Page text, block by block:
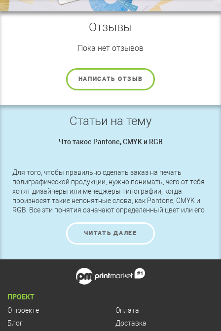
Отзывы
Пока нет отзывов
НАПИСАТЬ ОТЗЫВ
Статьи на тему
Что такое Pantone, CMYK и RGB
Для того, чтобы правильно сделать заказ на печать
полиграфической продукции, нужно понимать, чего от тебя
хотят дизайнеры или менеджеры типографии, когда
произносят такие непонятные слова, как Pantone, CMYK и
RGB. Все эти понятия означают определенный цвет или его
следует разбираться в этих названиях.
ЧИТАТЬ ДАЛЕЕ
ПРОЕКТ
О проекте
Блог
Оплата
Доставка